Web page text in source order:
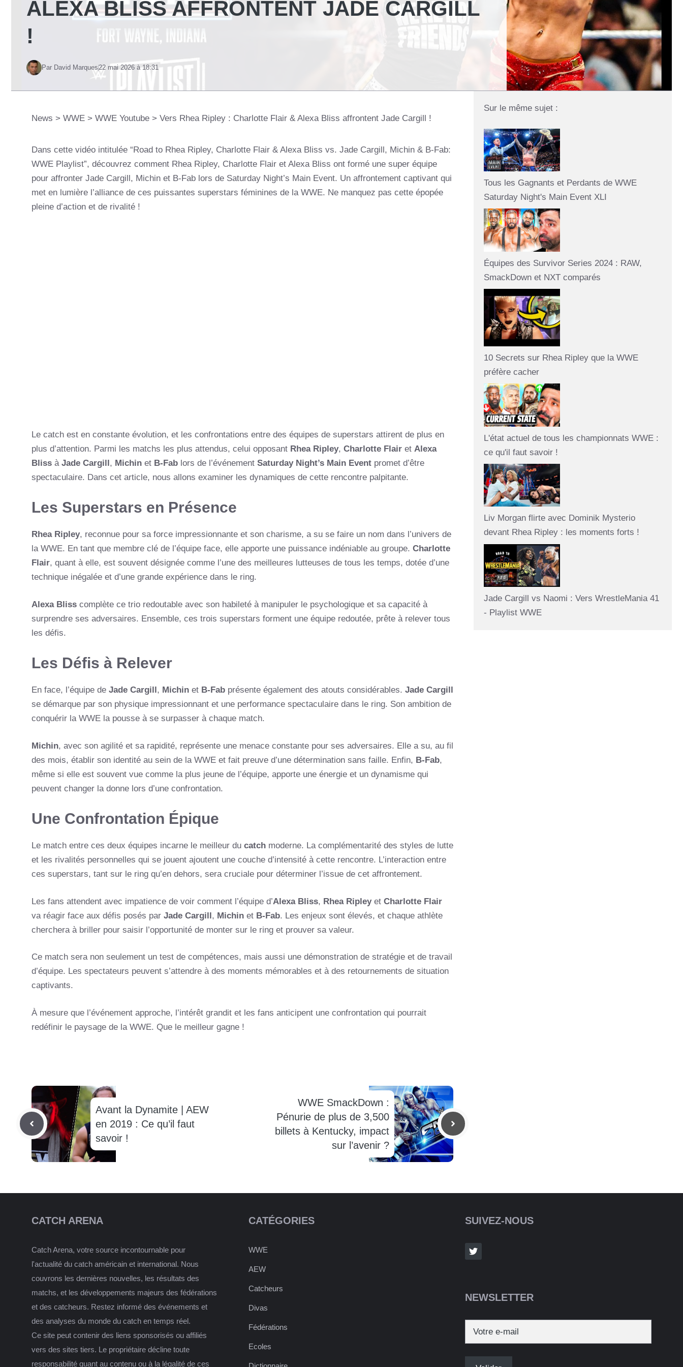
ALEXA BLISS AFFRONTENT JADE CARGILL
!
Par David Marques22 mai 2026 à 18:31
News > WWE > WWE Youtube > Vers Rhea Ripley : Charlotte Flair & Alexa Bliss affrontent Jade Cargill !
Dans cette vidéo intitulée “Road to Rhea Ripley, Charlotte Flair & Alexa Bliss vs. Jade Cargill, Michin & B-Fab:
WWE Playlist”, découvrez comment Rhea Ripley, Charlotte Flair et Alexa Bliss ont formé une super équipe
pour affronter Jade Cargill, Michin et B-Fab lors de Saturday Night’s Main Event. Un affrontement captivant qui
met en lumière l’alliance de ces puissantes superstars féminines de la WWE. Ne manquez pas cette épopée
pleine d’action et de rivalité !
Le catch est en constante évolution, et les confrontations entre des équipes de superstars attirent de plus en
plus d’attention. Parmi les matchs les plus attendus, celui opposant Rhea Ripley, Charlotte Flair et Alexa
Bliss à Jade Cargill, Michin et B-Fab lors de l’événement Saturday Night’s Main Event promet d’être
spectaculaire. Dans cet article, nous allons examiner les dynamiques de cette rencontre palpitante.
Les Superstars en Présence
Rhea Ripley, reconnue pour sa force impressionnante et son charisme, a su se faire un nom dans l’univers de
la WWE. En tant que membre clé de l’équipe face, elle apporte une puissance indéniable au groupe. Charlotte
Flair, quant à elle, est souvent désignée comme l’une des meilleures lutteuses de tous les temps, dotée d’une
technique inégalée et d’une grande expérience dans le ring.
Alexa Bliss complète ce trio redoutable avec son habileté à manipuler le psychologique et sa capacité à
surprendre ses adversaires. Ensemble, ces trois superstars forment une équipe redoutée, prête à relever tous
les défis.
Les Défis à Relever
En face, l’équipe de Jade Cargill, Michin et B-Fab présente également des atouts considérables. Jade Cargill
se démarque par son physique impressionnant et une performance spectaculaire dans le ring. Son ambition de
conquérir la WWE la pousse à se surpasser à chaque match.
Michin, avec son agilité et sa rapidité, représente une menace constante pour ses adversaires. Elle a su, au fil
des mois, établir son identité au sein de la WWE et fait preuve d’une détermination sans faille. Enfin, B-Fab,
même si elle est souvent vue comme la plus jeune de l’équipe, apporte une énergie et un dynamisme qui
peuvent changer la donne lors d’une confrontation.
Une Confrontation Épique
Le match entre ces deux équipes incarne le meilleur du catch moderne. La complémentarité des styles de lutte
et les rivalités personnelles qui se jouent ajoutent une couche d’intensité à cette rencontre. L’interaction entre
ces superstars, tant sur le ring qu’en dehors, sera cruciale pour déterminer l’issue de cet affrontement.
Les fans attendent avec impatience de voir comment l’équipe d’Alexa Bliss, Rhea Ripleyet Charlotte Flair
va réagir face aux défis posés par Jade Cargill, Michin et B-Fab. Les enjeux sont élevés, et chaque athlète
cherchera à briller pour saisir l’opportunité de monter sur le ring et prouver sa valeur.
Ce match sera non seulement un test de compétences, mais aussi une démonstration de stratégie et de travail
d’équipe. Les spectateurs peuvent s’attendre à des moments mémorables et à des retournements de situation
captivants.
À mesure que l’événement approche, l’intérêt grandit et les fans anticipent une confrontation qui pourrait
redéfinir le paysage de la WWE. Que le meilleur gagne !
Avant la Dynamite | AEW
en 2019 : Ce qu’il faut
savoir !
WWE SmackDown :
Pénurie de plus de 3,500
billets à Kentucky, impact
sur l’avenir ?
Sur le même sujet :
Tous les Gagnants et Perdants de WWE
Saturday Night's Main Event XLI
Équipes des Survivor Series 2024 : RAW,
SmackDown et NXT comparés
10 Secrets sur Rhea Ripley que la WWE
préfère cacher
L'état actuel de tous les championnats WWE :
ce qu'il faut savoir !
Liv Morgan flirte avec Dominik Mysterio
devant Rhea Ripley : les moments forts !
Jade Cargill vs Naomi : Vers WrestleMania 41
- Playlist WWE
CATCH ARENA
Catch Arena, votre source incontournable pour
l'actualité du catch américain et international. Nous
couvrons les dernières nouvelles, les résultats des
matchs, et les développements majeurs des fédérations
et des catcheurs. Restez informé des événements et
des analyses du monde du catch en temps réel.
Ce site peut contenir des liens sponsorisés ou affiliés
vers des sites tiers. Le propriétaire décline toute
responsabilité quant au contenu ou à la légalité de ces
CATÉGORIES
WWE
AEW
Catcheurs
Divas
Fédérations
Ecoles
SUIVEZ-NOUS
NEWSLETTER